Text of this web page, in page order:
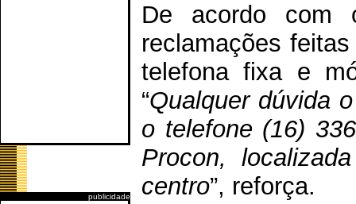
publicidade
De acordo com
reclamações
telefona fixa e
“Qualquer dúvida
o telefone (16)
Procon,
centro”, reforça.